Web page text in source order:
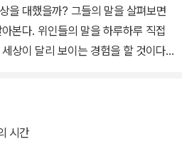
을 대했을까? 그들의 말을 살펴보면
본다. 위인들의 말을 하루하루 직접
상이 달리 보이는 경험을 할 것이다.
, 어려운 관계를 바꾸는 생각의 전환
로 직접 베껴 쓰는 일로, 눈으로 한 번
시간